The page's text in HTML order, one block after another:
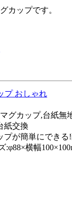
カップです。
プ おしゃれ
グカップ,台紙無
紙交換
プが簡単にでき
横幅